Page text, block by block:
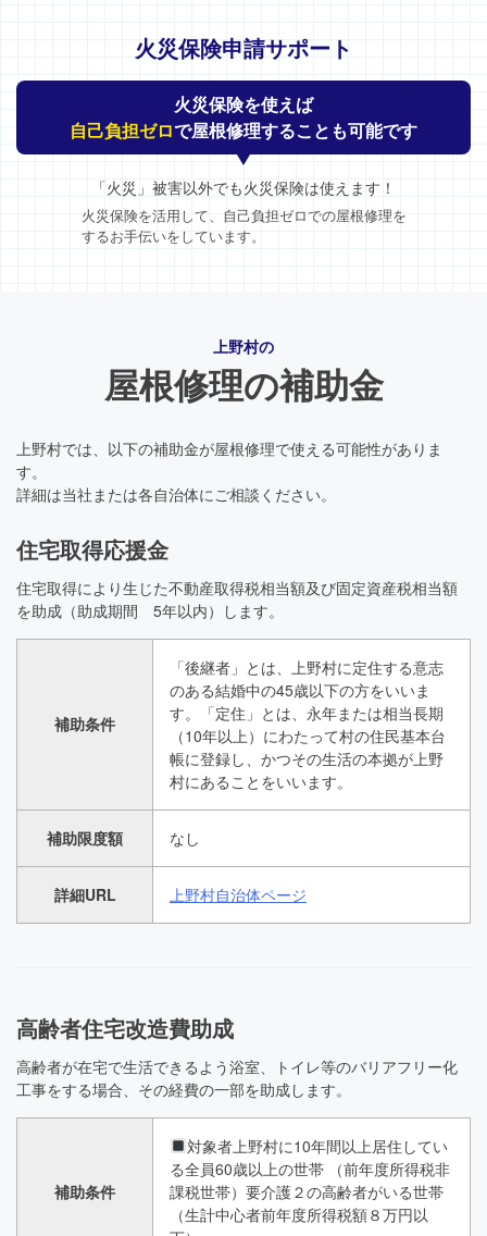
火災保険申請サポート
火災保険を使えば
自己負担ゼロで屋根修理することも可能です
「火災」被害以外でも火災保険は使えます！
火災保険を活用して、自己負担ゼロでの屋根修理を
するお手伝いをしています。
上野村の
屋根修理の補助金
上野村では、以下の補助金が屋根修理で使える可能性がありま
す。
詳細は当社または各自治体にご相談ください。
住宅取得応援金
住宅取得により生じた不動産取得税相当額及び固定資産税相当額
を助成（助成期間 5年以内）します。
補助条件
「後継者」とは、上野村に定住する意志
のある結婚中の45歳以下の方をいいま
す。「定住」とは、永年または相当長期
（10年以上）にわたって村の住民基本台
帳に登録し、かつその生活の本拠が上野
村にあることをいいます。
補助限度額 なし
詳細URL 上野村自治体ページ
高齢者住宅改造費助成
高齢者が在宅で生活できるよう浴室、トイレ等のバリアフリー化
工事をする場合、その経費の一部を助成します。
補助条件
対象者上野村に10年間以上居住してい
る全員60歳以上の世帯 （前年度所得税非
課税世帯）要介護２の高齢者がいる世帯
（生計中心者前年度所得税額８万円以